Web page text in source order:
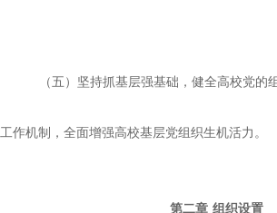
（五）坚持抓基层强基础，健全高校党的
工作机制，全面增强高校基层党组织生机活力。
第二章 组织设置